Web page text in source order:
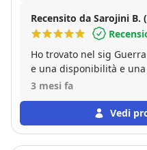
Recensito da Sarojini B.
Ho trovato nel sig
e una disponibilità e
oltre il semplice ruolo di
3 mesi fa
Vedi